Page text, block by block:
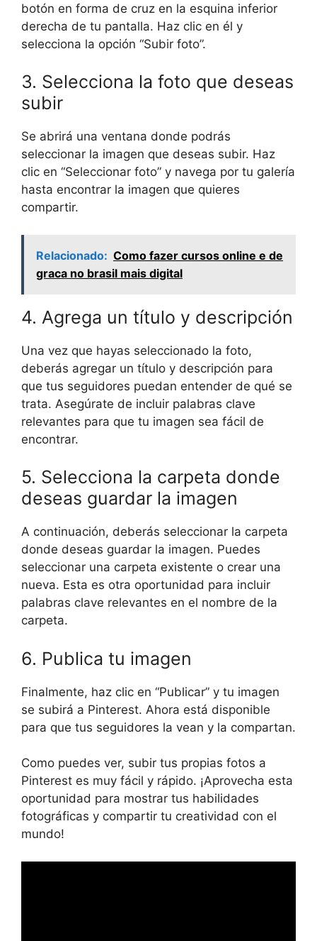
botón en forma de cruz en la esquina inferior
derecha de tu pantalla. Haz clic en él y
selecciona la opción “Subir foto”.
3. Selecciona la foto que deseas
subir
Se abrirá una ventana donde podrás
seleccionar la imagen que deseas subir. Haz
clic en “Seleccionar foto” y navega por tu galería
hasta encontrar la imagen que quieres
compartir.
Relacionado: Como fazer cursos online e de
graca no brasil mais digital
4. Agrega un título y descripción
Una vez que hayas seleccionado la foto,
deberás agregar un título y descripción para
que tus seguidores puedan entender de qué se
trata. Asegúrate de incluir palabras clave
relevantes para que tu imagen sea fácil de
encontrar.
5. Selecciona la carpeta donde
deseas guardar la imagen
A continuación, deberás seleccionar la carpeta
donde deseas guardar la imagen. Puedes
seleccionar una carpeta existente o crear una
nueva. Esta es otra oportunidad para incluir
palabras clave relevantes en el nombre de la
carpeta.
6. Publica tu imagen
Finalmente, haz clic en “Publicar” y tu imagen
se subirá a Pinterest. Ahora está disponible
para que tus seguidores la vean y la compartan.
Como puedes ver, subir tus propias fotos a
Pinterest es muy fácil y rápido. ¡Aprovecha esta
oportunidad para mostrar tus habilidades
fotográficas y compartir tu creatividad con el
mundo!